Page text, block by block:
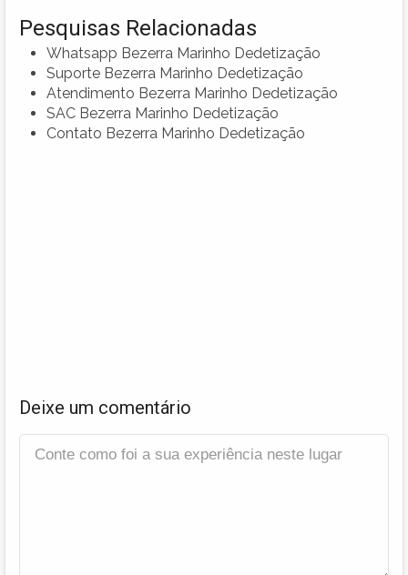
Pesquisas Relacionadas
Whatsapp Bezerra Marinho Dedetização
Suporte Bezerra Marinho Dedetização
Atendimento Bezerra Marinho Dedetização
SAC Bezerra Marinho Dedetização
Contato Bezerra Marinho Dedetização
Deixe um comentário